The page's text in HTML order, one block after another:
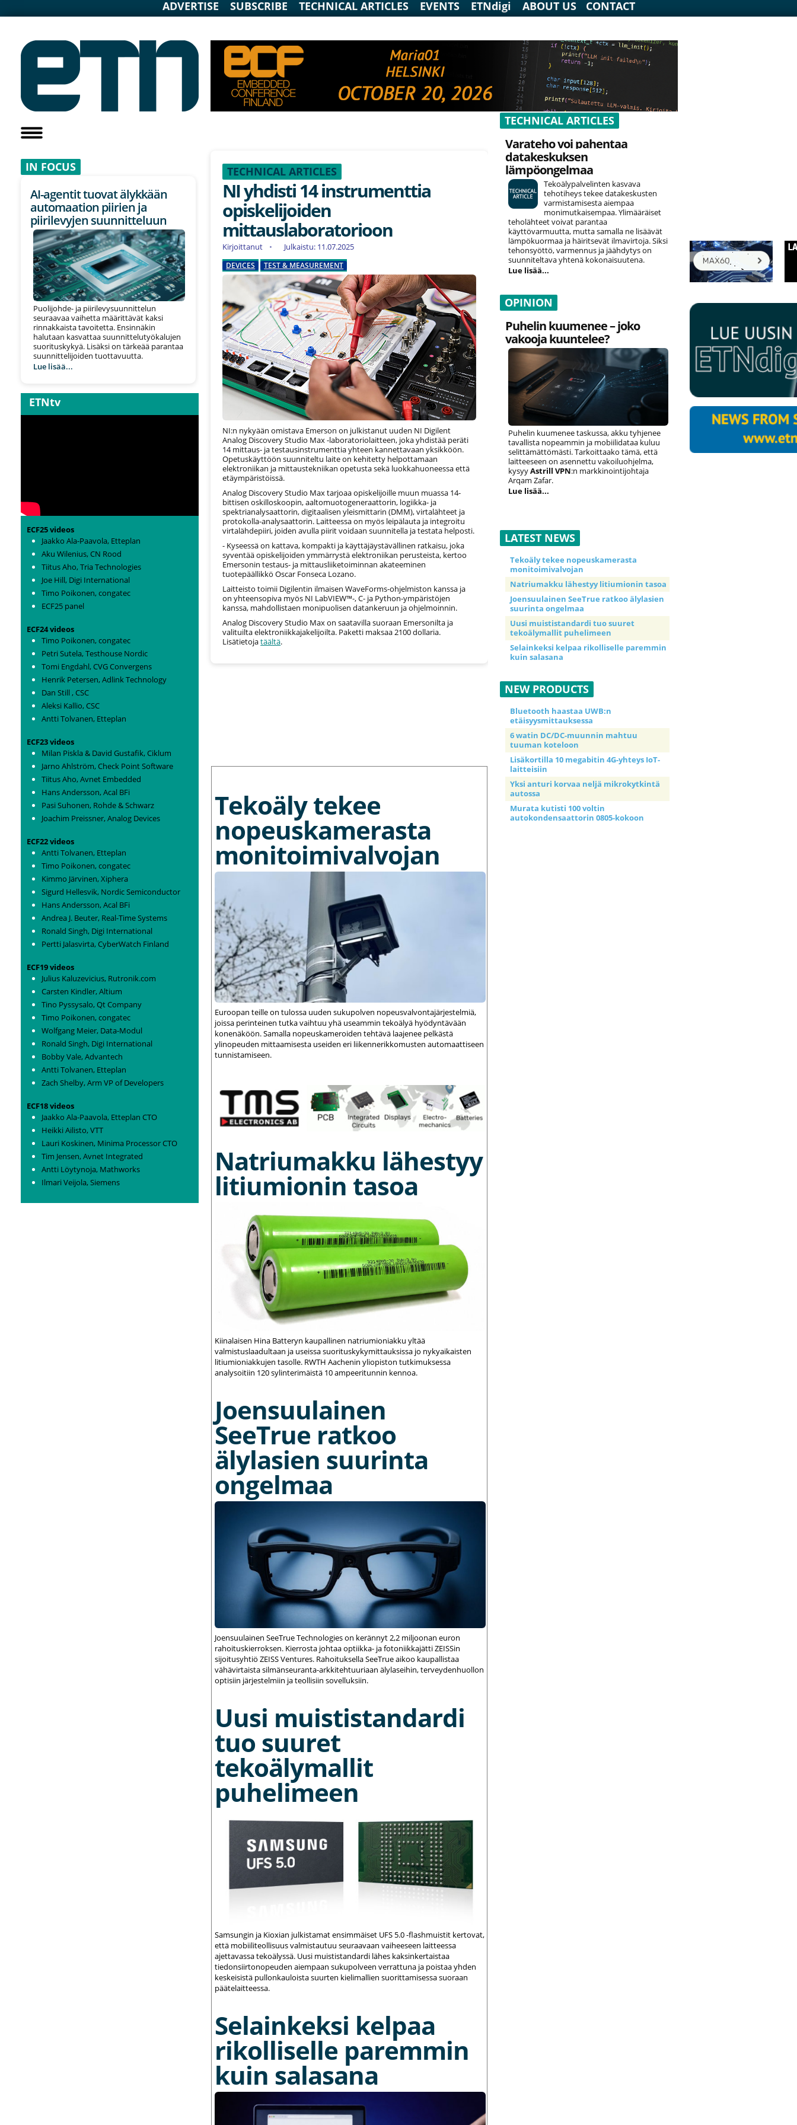
ADVERTISE SUBSCRIBE TECHNICAL ARTICLES EVENTS ETNdigi ABOUT US CONTACT
IN FOCUS
AI-agentit tuovat älykkään
automaation piirien ja
piirilevyjen suunnitteluun
Puolijohde- ja piirilevysuunnittelun
seuraavaa vaihetta määrittävät kaksi
rinnakkaista tavoitetta. Ensinnäkin
halutaan kasvattaa suunnittelutyökalujen
suorituskykyä. Lisäksi on tärkeää parantaa
suunnittelijoiden tuottavuutta.
Lue lisää...
ETNtv
ECF25 videos
Jaakko Ala-Paavola, Etteplan
Aku Wilenius, CN Rood
Tiitus Aho, Tria Technologies
Joe Hill, Digi International
Timo Poikonen, congatec
ECF25 panel
ECF24 videos
Timo Poikonen, congatec
Petri Sutela, Testhouse Nordic
Tomi Engdahl, CVG Convergens
Henrik Petersen, Adlink Technology
Dan Still , CSC
Aleksi Kallio, CSC
Antti Tolvanen, Etteplan
ECF23 videos
Milan Piskla & David Gustafik, Ciklum
Jarno Ahlström, Check Point Software
Tiitus Aho, Avnet Embedded
Hans Andersson, Acal BFi
Pasi Suhonen, Rohde & Schwarz
Joachim Preissner, Analog Devices
ECF22 videos
Antti Tolvanen, Etteplan
Timo Poikonen, congatec
Kimmo Järvinen, Xiphera
Sigurd Hellesvik, Nordic Semiconductor
Hans Andersson, Acal BFi
Andrea J. Beuter, Real-Time Systems
Ronald Singh, Digi International
Pertti Jalasvirta, CyberWatch Finland
ECF19 videos
Julius Kaluzevicius, Rutronik.com
Carsten Kindler, Altium
Tino Pyssysalo, Qt Company
Timo Poikonen, congatec
Wolfgang Meier, Data-Modul
Ronald Singh, Digi International
Bobby Vale, Advantech
Antti Tolvanen, Etteplan
Zach Shelby, Arm VP of Developers
ECF18 videos
Jaakko Ala-Paavola, Etteplan CTO
Heikki Ailisto, VTT
Lauri Koskinen, Minima Processor CTO
Tim Jensen, Avnet Integrated
Antti Löytynoja, Mathworks
Ilmari Veijola, Siemens
TECHNICAL ARTICLES
NI yhdisti 14 instrumenttia
opiskelijoiden
mittauslaboratorioon
Kirjoittanut Julkaistu: 11.07.2025
DEVICES TEST & MEASUREMENT
NI:n nykyään omistava Emerson on julkistanut uuden NI Digilent
Analog Discovery Studio Max -laboratoriolaitteen, joka yhdistää peräti
14 mittaus- ja testausinstrumenttia yhteen kannettavaan yksikköön.
Opetuskäyttöön suunniteltu laite on kehitetty helpottamaan
elektroniikan ja mittaustekniikan opetusta sekä luokkahuoneessa että
etäympäristöissä.
Analog Discovery Studio Max tarjoaa opiskelijoille muun muassa 14-
bittisen oskilloskoopin, aaltomuotogeneraattorin, logiikka- ja
spektrianalysaattorin, digitaalisen yleismittarin (DMM), virtalähteet ja
protokolla-analysaattorin. Laitteessa on myös leipälauta ja integroitu
virtalähdepiiri, joiden avulla piirit voidaan suunnitella ja testata helposti.
- Kyseessä on kattava, kompakti ja käyttäjäystävällinen ratkaisu, joka
syventää opiskelijoiden ymmärrystä elektroniikan perusteista, kertoo
Emersonin testaus- ja mittausliiketoiminnan akateeminen
tuotepäällikkö Oscar Fonseca Lozano.
Laitteisto toimii Digilentin ilmaisen WaveForms-ohjelmiston kanssa ja
on yhteensopiva myös NI LabVIEW™-, C- ja Python-ympäristöjen
kanssa, mahdollistaen monipuolisen datankeruun ja ohjelmoinnin.
Analog Discovery Studio Max on saatavilla suoraan Emersonilta ja
valituilta elektroniikkajakelijoilta. Paketti maksaa 2100 dollaria.
Lisätietojatäältä.
Tekoäly tekee
nopeuskamerasta
monitoimivalvojan
Euroopan teille on tulossa uuden sukupolven nopeusvalvontajärjestelmiä,
joissa perinteinen tutka vaihtuu yhä useammin tekoälyä hyödyntävään
konenäköön. Samalla nopeuskameroiden tehtävä laajenee pelkästä
ylinopeuden mittaamisesta useiden eri liikennerikkomusten automaattiseen
tunnistamiseen.
Natriumakku lähestyy
litiumionin tasoa
Kiinalaisen Hina Batteryn kaupallinen natriumioniakku yltää
valmistuslaadultaan ja useissa suorituskykymittauksissa jo nykyaikaisten
litiumioniakkujen tasolle. RWTH Aachenin yliopiston tutkimuksessa
analysoitiin 120 sylinterimäistä 10 ampeeritunnin kennoa.
Joensuulainen
SeeTrue ratkoo
älylasien suurinta
ongelmaa
Joensuulainen SeeTrue Technologies on kerännyt 2,2 miljoonan euron
rahoituskierroksen. Kierrosta johtaa optiikka- ja fotoniikkajätti ZEISSin
sijoitusyhtiö ZEISS Ventures. Rahoituksella SeeTrue aikoo kaupallistaa
vähävirtaista silmänseuranta-arkkitehtuuriaan älylaseihin, terveydenhuollon
optisiin järjestelmiin ja teollisiin sovelluksiin.
Uusi muististandardi
tuo suuret
tekoälymallit
puhelimeen
Samsungin ja Kioxian julkistamat ensimmäiset UFS 5.0 -flashmuistit kertovat,
että mobiiliteollisuus valmistautuu seuraavaan vaiheeseen laitteessa
ajettavassa tekoälyssä. Uusi muististandardi lähes kaksinkertaistaa
tiedonsiirtonopeuden aiempaan sukupolveen verrattuna ja poistaa yhden
keskeisistä pullonkauloista suurten kielimallien suorittamisessa suoraan
päätelaitteessa.
Selainkeksi kelpaa
rikolliselle paremmin
kuin salasana
TECHNICAL ARTICLES
Varateho voi pahentaa
datakeskuksen
lämpöongelmaa
Tekoälypalvelinten kasvava
tehotiheys tekee datakeskusten
varmistamisesta aiempaa
monimutkaisempaa. Ylimääräiset
teholähteet voivat parantaa
käyttövarmuutta, mutta samalla ne lisäävät
lämpökuormaa ja häiritsevät ilmavirtoja. Siksi
tehonsyöttö, varmennus ja jäähdytys on
suunniteltava yhtenä kokonaisuutena.
Lue lisää...
OPINION
Puhelin kuumenee – joko
vakooja kuuntelee?
Puhelin kuumenee taskussa, akku tyhjenee
tavallista nopeammin ja mobiilidataa kuluu
selittämättömästi. Tarkoittaako tämä, että
laitteeseen on asennettu vakoiluohjelma,
kysyyAstrill VPN:n markkinointijohtaja
Arqam Zafar.
Lue lisää...
LATEST NEWS
Tekoäly tekee nopeuskamerasta
monitoimivalvojan
Natriumakku lähestyy litiumionin tasoa
Joensuulainen SeeTrue ratkoo älylasien
suurinta ongelmaa
Uusi muististandardi tuo suuret
tekoälymallit puhelimeen
Selainkeksi kelpaa rikolliselle paremmin
kuin salasana
NEW PRODUCTS
Bluetooth haastaa UWB:n
etäisyysmittauksessa
6 watin DC/DC-muunnin mahtuu
tuuman koteloon
Lisäkortilla 10 megabitin 4G-yhteys IoT-
laitteisiin
Yksi anturi korvaa neljä mikrokytkintä
autossa
Murata kutisti 100 voltin
autokondensaattorin 0805-kokoon